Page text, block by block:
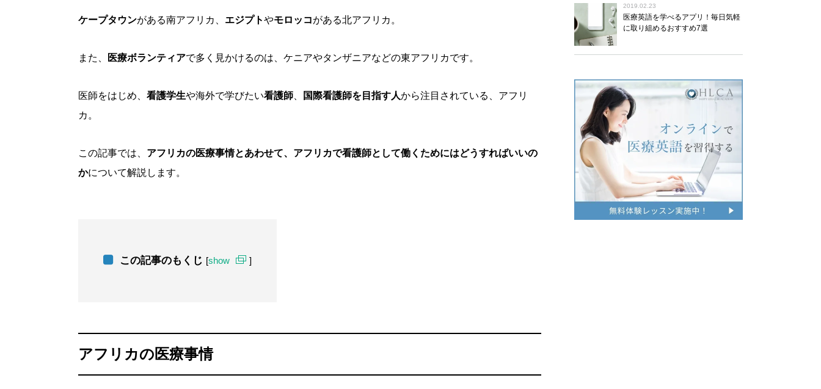
ケープタウンがある南アフリカ、 エジプトやモロッコがある北アフリカ。
また、 医療ボランティアで多く見かけるのは、ケニアやタンザニアなどの東アフリカです。
医師をはじめ、 看護学生や海外で学びたい看護師 国際看護師を目指す人から注目されている、アフリ
カ。
この記事では、 アフリカの医療事情とあわせて、アフリカで看護師として働くためにはどうすればいいの
かについて解説します。
この記事のもくじ [show ]
アフリカの医療事情
2019.02.23
医療英語を学べるアプリ！毎日気軽
に取り組めるおすすめ7選